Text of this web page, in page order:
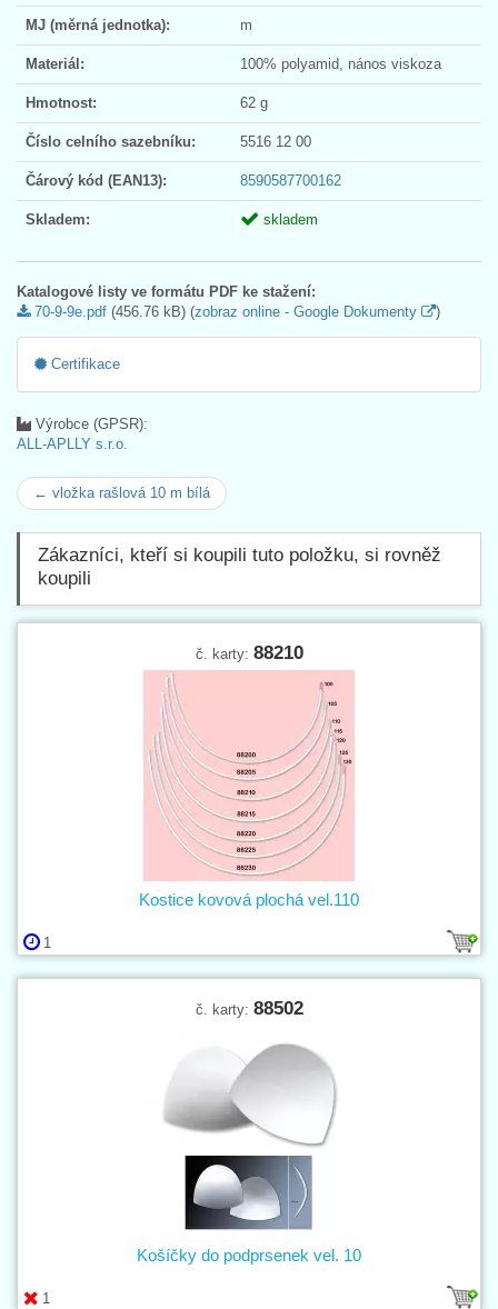
MJ (měrná jednotka): m
Materiál: 100% polyamid, nános viskoza
Hmotnost: 62 g
Číslo celního sazebníku: 5516 12 00
Čárový kód (EAN13): 8590587700162
Skladem: skladem
Katalogové listy ve formátu PDF ke stažení:
70-9-9e.pdf (456.76 kB) (zobraz online - Google Dokumenty )
Certifikace
Výrobce (GPSR):
ALL-APLLY s.r.o.
← vložka rašlová 10 m bílá
Zákazníci, kteří si koupili tuto položku, si rovněž
koupili
č. karty: 88210
1
Kostice kovová plochá vel.110
č. karty: 88502
1
Košíčky do podprsenek vel. 10